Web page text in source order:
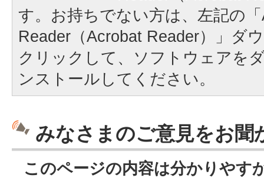
す。お持ちでない方は、左記の
Reader（Acrobat Reader）」ダ
クリックして、ソフトウェアを
ンストールしてください。
みなさまのご意見をお聞
このページの内容は分かりやす